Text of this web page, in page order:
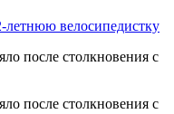
летнюю велосипедистку